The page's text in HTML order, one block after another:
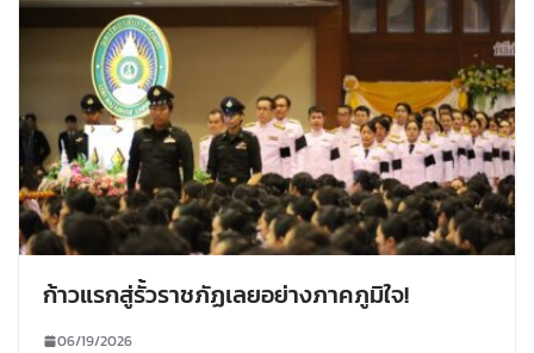
ก้าวแรกสู่รั้วราชภัฏเลยอย่างภาคภูมิใจ!
06/19/2026